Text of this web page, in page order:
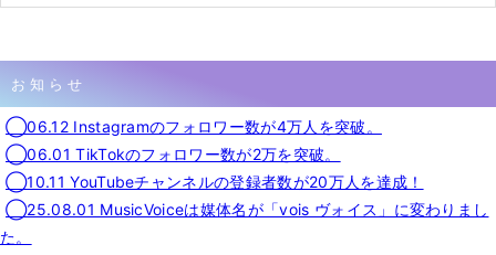
お知らせ
◯06.12 Instagramのフォロワー数が4万人を突破。
◯06.01 TikTokのフォロワー数が2万を突破。
◯10.11 YouTubeチャンネルの登録者数が20万人を達成！
◯25.08.01 MusicVoiceは媒体名が「vois ヴォイス」に変わりまし
た。